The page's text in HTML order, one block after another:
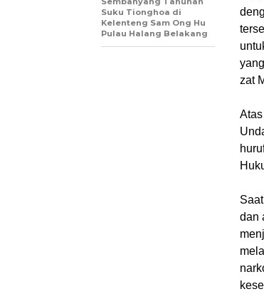
zat
dan
Suku Tionghoa di
Kelenteng Sam Ong Hu
Pulau Halang Belakang